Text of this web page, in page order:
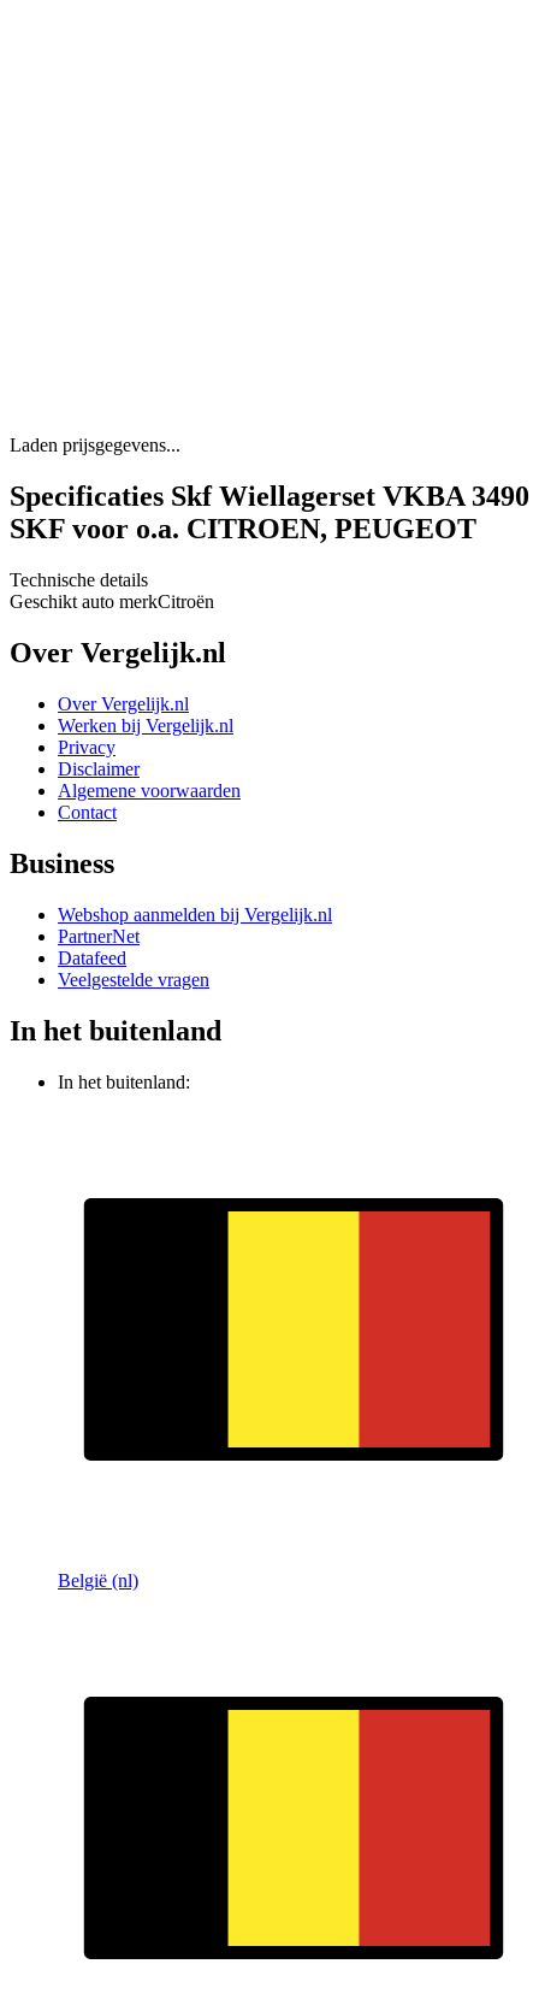
Laden prijsgegevens...
Specificaties Skf Wiellagerset VKBA 3490
SKF voor o.a. CITROEN, PEUGEOT
Technische details
Geschikt auto merkCitroën
Over Vergelijk.nl
Over Vergelijk.nl
Werken bij Vergelijk.nl
Privacy
Disclaimer
Algemene voorwaarden
Contact
Business
Webshop aanmelden bij Vergelijk.nl
PartnerNet
Datafeed
Veelgestelde vragen
In het buitenland
In het buitenland:
België (nl)